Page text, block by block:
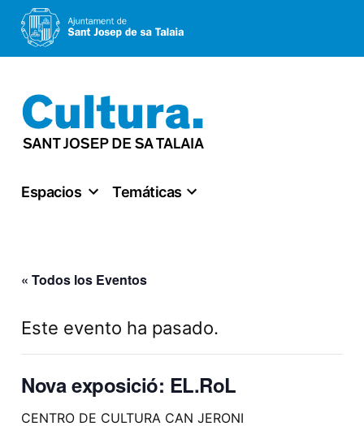
al
contenido
Espacios Temáticas
« Todos los Eventos
Este evento ha pasado.
Nova exposició: EL.RoL
CENTRO DE CULTURA CAN JERONI